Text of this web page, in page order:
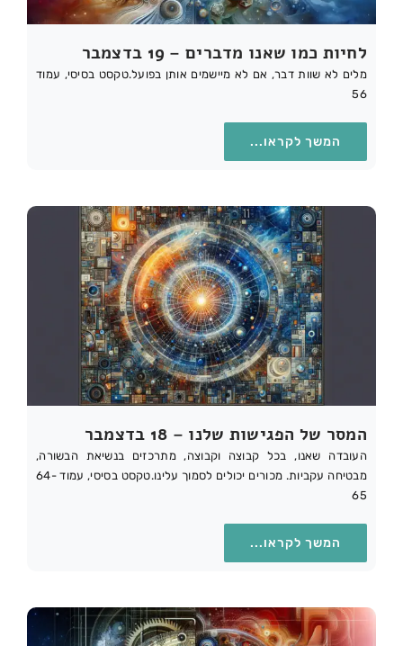
לחיות כמו שאנו מדברים – 19 בדצמבר
מלים לא שוות דבר, אם לא מיישמים אותן בפועל.טקסט בסיסי, עמוד
56
המשך לקראו...
המסר של הפגישות שלנו – 18 בדצמבר
העובדה שאנו, בכל קבוצה וקבוצה, מתרכזים בנשיאת הבשורה,
מבטיחה עקביות. מכורים יכולים לסמוך עלינו.טקסט בסיסי, עמוד 64-
65
המשך לקראו...